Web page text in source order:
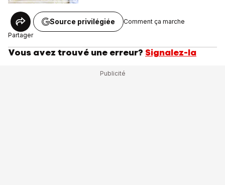
Partager
Source privilégiée Comment ça marche
Vous avez trouvé une erreur? Signalez-la